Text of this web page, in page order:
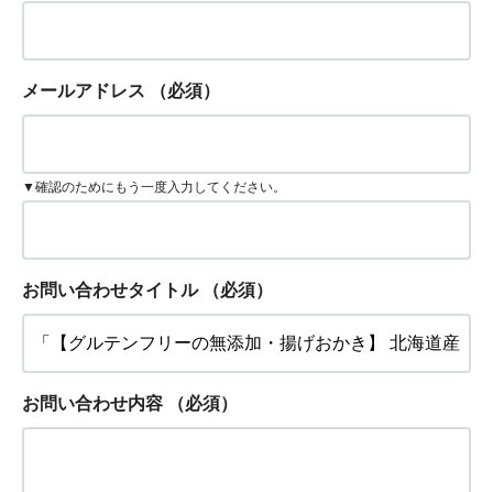
メールアドレス （必須）
▼確認のためにもう一度入力してください。
お問い合わせタイトル （必須）
お問い合わせ内容 （必須）